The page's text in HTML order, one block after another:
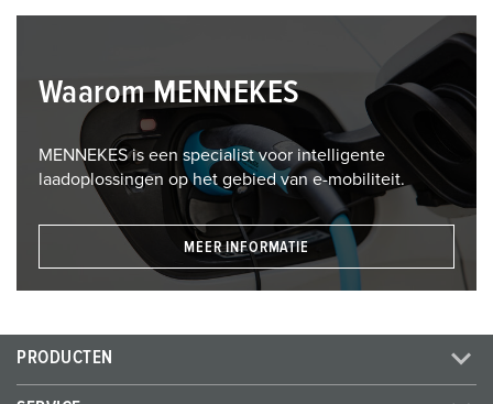
Waarom MENNEKES
MENNEKES is een specialist voor intelligente
laadoplossingen op het gebied van e-mobiliteit.
MEER INFORMATIE
PRODUCTEN